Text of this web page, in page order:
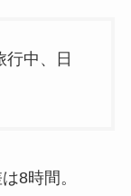
行中、日
8時間。